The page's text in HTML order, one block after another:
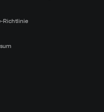
Richtlinie